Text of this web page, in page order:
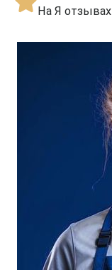
На Я отзывах